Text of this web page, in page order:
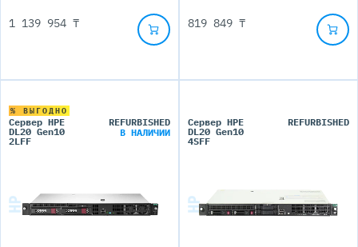
1 139 954 ₸ 819 849 ₸
% ВЫГОДНО
Сервер HPE
DL20 Gen10
2LFF
REFURBISHED
В НАЛИЧИИ
Сервер HPE
DL20 Gen10
4SFF
REFURBISHED